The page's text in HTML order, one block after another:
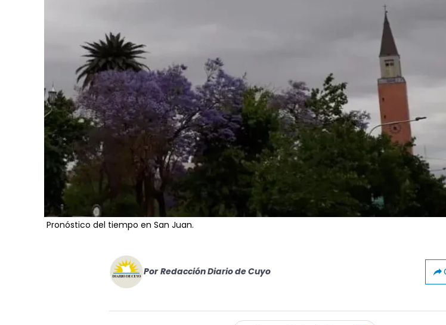
Pronóstico del tiempo en San Juan.
Por Redacción Diario de Cuyo